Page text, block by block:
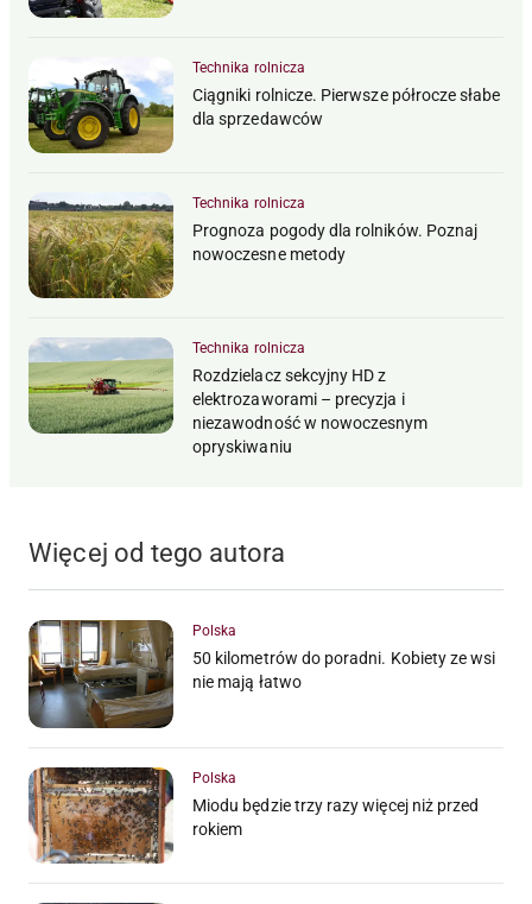
Technika rolnicza
Ciągniki rolnicze. Pierwsze półrocze słabe
dla sprzedawców
Technika rolnicza
Prognoza pogody dla rolników. Poznaj
nowoczesne metody
Technika rolnicza
Rozdzielacz sekcyjny HD z
elektrozaworami – precyzja i
niezawodność w nowoczesnym
opryskiwaniu
Więcej od tego autora
Polska
50 kilometrów do poradni. Kobiety ze wsi
nie mają łatwo
Polska
Miodu będzie trzy razy więcej niż przed
rokiem